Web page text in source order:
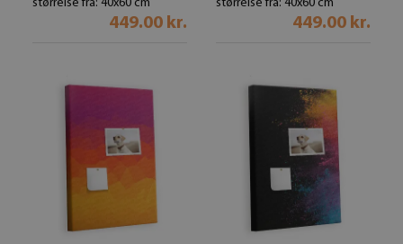
størrelse fra: 40x60 cm
449.00 kr.
størrelse fra: 40x60 cm
449.00 kr.